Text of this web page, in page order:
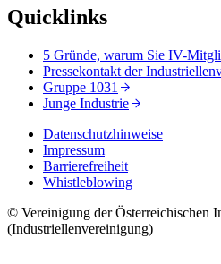
Quicklinks
5 Gründe, warum Sie IV-
Pressekontakt der
Gruppe 1031
Junge Industrie
Datenschutzhinweise
Impressum
Barrierefreiheit
Whistleblowing
© Vereinigung der Österreichischen
(Industriellenvereinigung)